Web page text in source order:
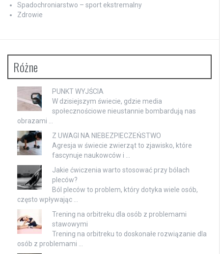
Spadochroniarstwo – sport ekstremalny
Zdrowie
Różne
PUNKT WYJŚCIA
W dzisiejszym świecie, gdzie media
społecznościowe nieustannie bombardują nas
obrazami …
Z UWAGI NA NIEBEZPIECZEŃSTWO
Agresja w świecie zwierząt to zjawisko, które
fascynuje naukowców i …
Jakie ćwiczenia warto stosować przy bólach
pleców?
Ból pleców to problem, który dotyka wiele osób,
często wpływając …
Trening na orbitreku dla osób z problemami
stawowymi
Trening na orbitreku to doskonałe rozwiązanie dla
osób z problemami …